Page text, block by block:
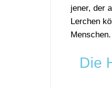
jener, der
Lerchen
Menschen.
Die